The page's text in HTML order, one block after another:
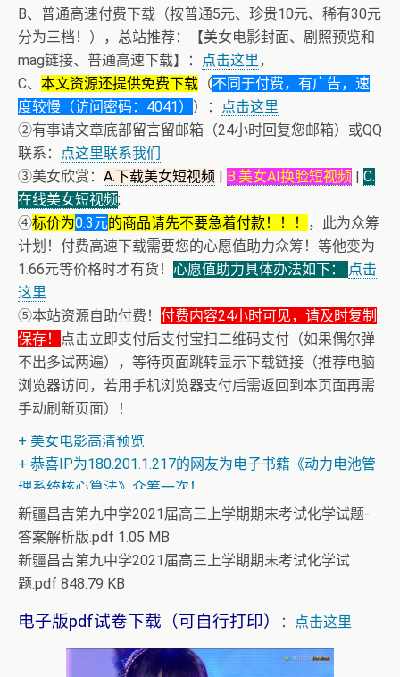
B、普通高速付费下载（按普通5元、珍贵10元、稀有30元
分为三档！），总站推荐：【美女电影封面、剧照预览和
mag链接、普通高速下载】：
点击这里，
C、 本文资源还提供免费下载 （不同于付费，有广告，速
度较慢（访问密码：4041） ）：
点击这里
②有事请文章底部留言留邮箱（24小时回复您邮箱）或QQ
联系：
点这里联系我们
③美女欣赏： A.下载美女短视频 | B.美女AI换脸短视频 | C.
在线美女短视频;
④标价为0.3元的商品请先不要急着付款！！！
，此为众筹
计划！付费高速下载需要您的心愿值助力众筹！等他变为
1.66元等价格时才有货！ 心愿值助力具体办法如下：
点击
这里
⑤本站资源自助付费！ 付费内容24小时可见，请及时复制
保存！
点击立即支付后支付宝扫二维码支付（如果偶尔弹
不出多试两遍），等待页面跳转显示下载链接（推荐电脑
浏览器访问，若用手机浏览器支付后需返回到本页面再需
手动刷新页面）！
+ 恭喜IP为180.201.1.217的网友为电子书籍《动力电池管
理系统核心算法》众筹一次！
+ 美女电影高清预览
+ 恭喜IP为180.201.1.217的网友为电子书籍《动力电池管
理系统核心算法》众筹一次！
新疆昌吉第九中学2021届高三上学期期末考试化学试题-
答案解析版.pdf 1.05 MB
新疆昌吉第九中学2021届高三上学期期末考试化学试
题.pdf 848.79 KB
电子版pdf试卷下载（可自行打印） ： 点击这里